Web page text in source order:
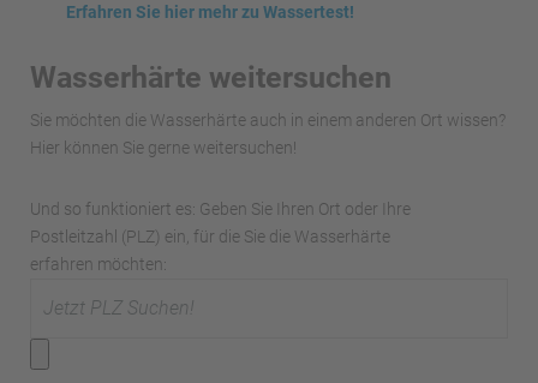
Erfahren Sie hier mehr zu Wassertest!
Wasserhärte weitersuchen
Sie möchten die Wasserhärte auch in einem anderen Ort wissen?
Hier können Sie gerne weitersuchen!
Und so funktioniert es: Geben Sie Ihren Ort oder Ihre
Postleitzahl (PLZ) ein, für die Sie die Wasserhärte
erfahren möchten: